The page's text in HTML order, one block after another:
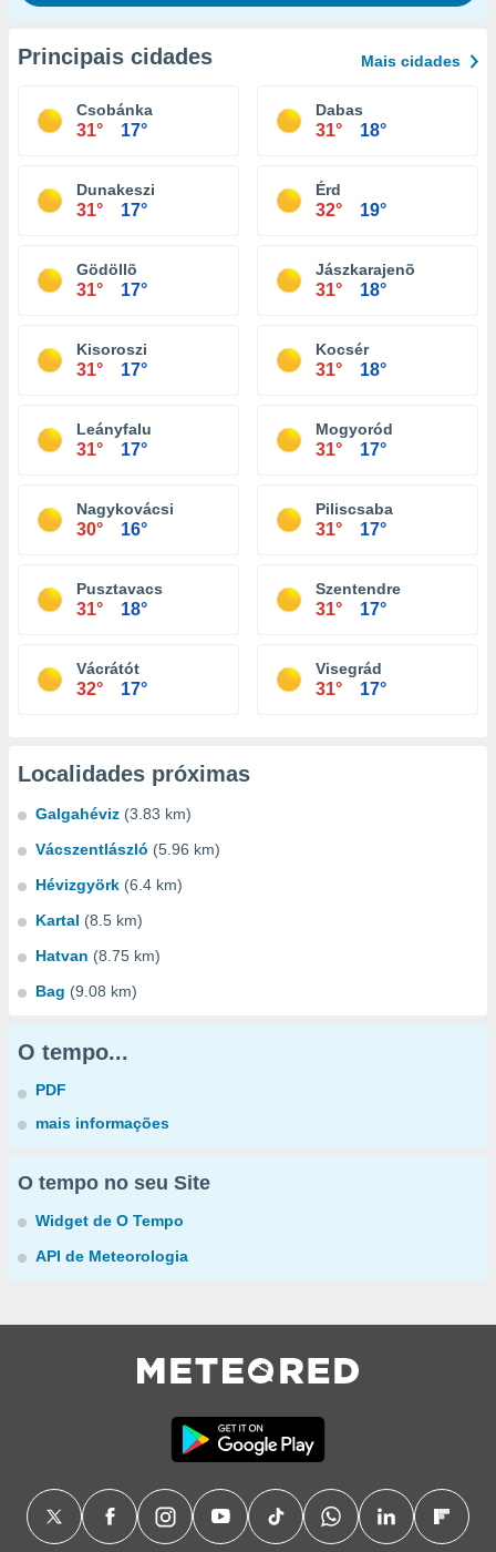
Principais cidades Mais cidades
Csobánka
31° 17°
Dabas
31° 18°
Dunakeszi
31° 17°
Érd
32° 19°
Gödöllõ
31° 17°
Jászkarajenõ
31° 18°
Kisoroszi
31° 17°
Kocsér
31° 18°
Leányfalu
31° 17°
Mogyoród
31° 17°
Nagykovácsi
30° 16°
Piliscsaba
31° 17°
Pusztavacs
31° 18°
Szentendre
31° 17°
Vácrátót
32° 17°
Visegrád
31° 17°
Localidades próximas
Galgahéviz (3.83 km)
Vácszentlászló (5.96 km)
Hévizgyörk (6.4 km)
Kartal (8.5 km)
Hatvan (8.75 km)
Bag (9.08 km)
O tempo...
PDF
mais informações
O tempo no seu Site
Widget de O Tempo
API de Meteorologia